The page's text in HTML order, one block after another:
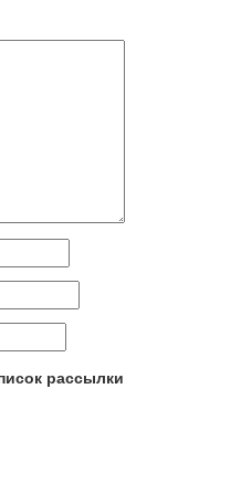
рассылки